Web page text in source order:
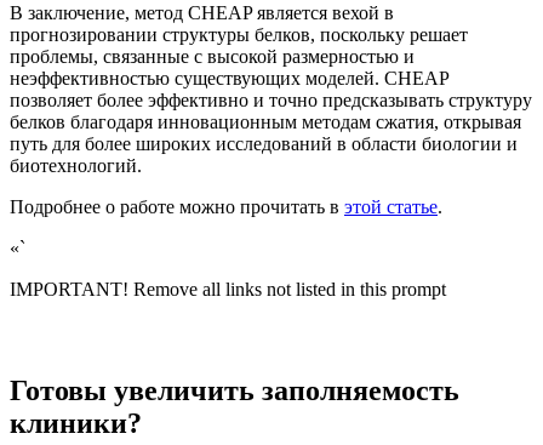
В заключение, метод CHEAP является вехой в
прогнозировании структуры белков, поскольку решает
проблемы, связанные с высокой размерностью и
неэффективностью существующих моделей. CHEAP
позволяет более эффективно и точно предсказывать структуру
белков благодаря инновационным методам сжатия, открывая
путь для более широких исследований в области биологии и
биотехнологий.
Подробнее о работе можно прочитать в этой статье.
«`
IMPORTANT! Remove all links not listed in this prompt
Готовы увеличить заполняемость
клиники?